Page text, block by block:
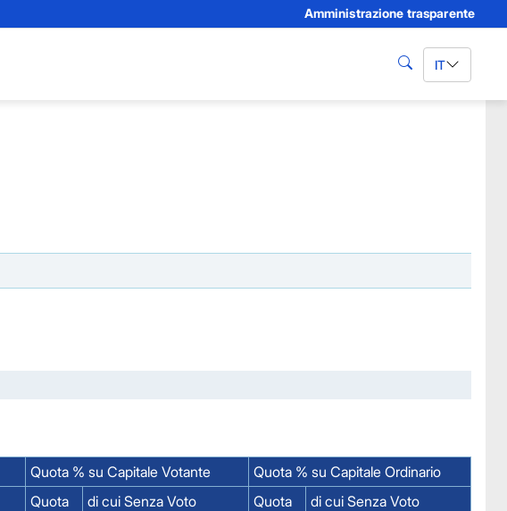
Amministrazione trasparente
cerca IT
Quota % su Capitale Votante
Quota % su Capitale Ordinario
Quota
di cui Senza Voto
Quota
di cui Senza Voto